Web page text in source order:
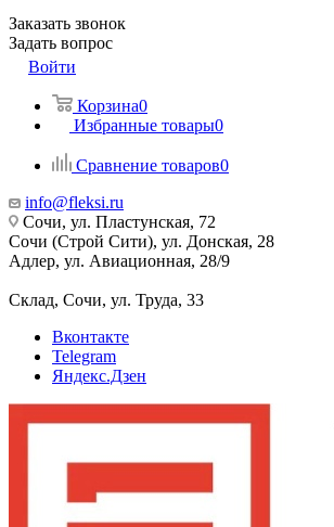
Заказать звонок
Задать вопрос
Войти
Корзина0
Избранные товары0
Сравнение товаров0
info@fleksi.ru
Сочи, ул. Пластунская, 72
Сочи (Строй Сити), ул. Донская, 28
Адлер, ул. Авиационная, 28/9
Склад, Сочи, ул. Труда, 33
Вконтакте
Telegram
Яндекс.Дзен